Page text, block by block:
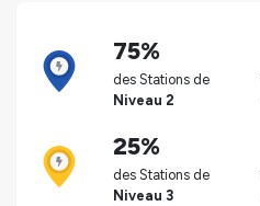
75%
des Stations de
Niveau 2
25%
des Stations de
Niveau 3